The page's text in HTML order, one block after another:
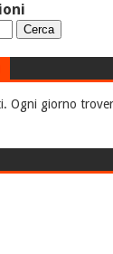
Ogni giorno